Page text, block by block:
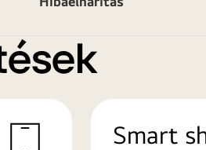
Smart